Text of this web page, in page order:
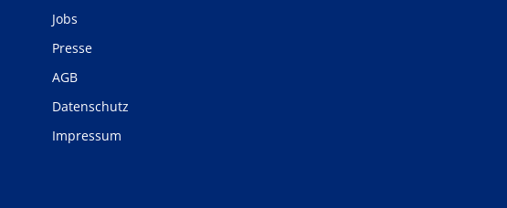
Jobs
Presse
AGB
Datenschutz
Impressum